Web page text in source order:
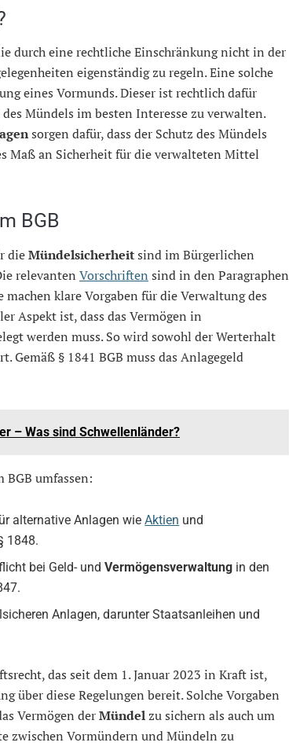
durch eine rechtliche Einschränkung nicht in der
eigenständig zu regeln. Eine solche
eines Vormunds. Dieser ist rechtlich dafür
Mündels im besten Interesse zu verwalten.
sorgen dafür, dass der Schutz des Mündels
Maß an Sicherheit für die verwalteten Mittel
BGB
dieMündelsicherheitsind im Bürgerlichen
relevanten Vorschriften sind in den Paragraphen
machen klare Vorgaben für die Verwaltung des
Aspekt ist, dass das Vermögen in
werden muss. So wird sowohl der Werterhalt
Gemäß § 1841 BGB muss das Anlagegeld
– Was sind Schwellenländer?
umfassen:
alternative Anlagen wieAktien und
1848.
bei Geld- undVermögensverwaltung in den
Anlagen, darunter Staatsanleihen und
das seit dem 1. Januar 2023 in Kraft ist,
über diese Regelungen bereit. Solche Vorgaben
Vermögen derMündelzu sichern als auch um
zwischen Vormündern und Mündeln zu